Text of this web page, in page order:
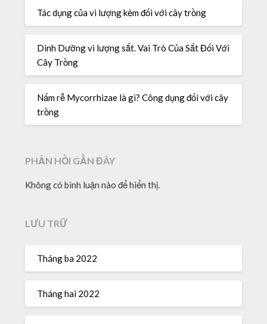
Tác dụng của vi lượng kẽm đối với cây trồng
Dinh Dưỡng vi lượng sắt. Vai Trò Của Sắt Đối Với
Cây Trồng
Nấm rễ Mycorrhizae là gì? Công dụng đối với cây
trồng
PHẢN HỒI GẦN ĐÂY
Không có bình luận nào để hiển thị.
LƯU TRỮ
Tháng ba 2022
Tháng hai 2022